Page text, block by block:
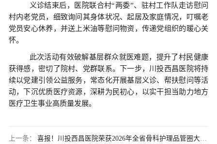
义诊结束后，医院联合村“两委”、驻村工作队走访慰问
村内老党员，细致询问其身体状况、起居及家庭情况，叮嘱老
党员安心休养，并送上米油等慰问物资，传递党组织的暖心关
怀。
此次活动有效破解基层群众就医难题，提升了村民健康
获得感，密切了院村、党群联系。下一步，川投西昌医院将持
续以党建引领公益服务，常态化开展基层义诊、帮扶慰问等活
动，下沉优质医疗资源，深耕为民初心，以实干担当助力地方
医疗卫生事业高质量发展。
上一条： 喜报！川投西昌医院荣获2026年全省骨科护理品管圈大赛一等奖